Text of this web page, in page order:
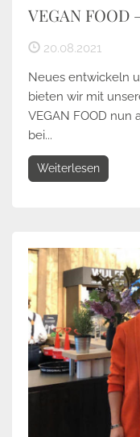
VEGAN FOOD
20.08.2021
Neues entwickeln
bieten wir mit
VEGAN FOOD nun
bei...
Weiterlesen